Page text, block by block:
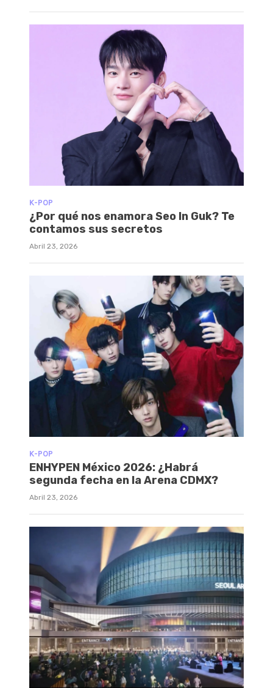
K-POP
¿Por qué nos enamora Seo In Guk? Te
contamos sus secretos
Abril 23, 2026
K-POP
ENHYPEN México 2026: ¿Habrá
segunda fecha en la Arena CDMX?
Abril 23, 2026